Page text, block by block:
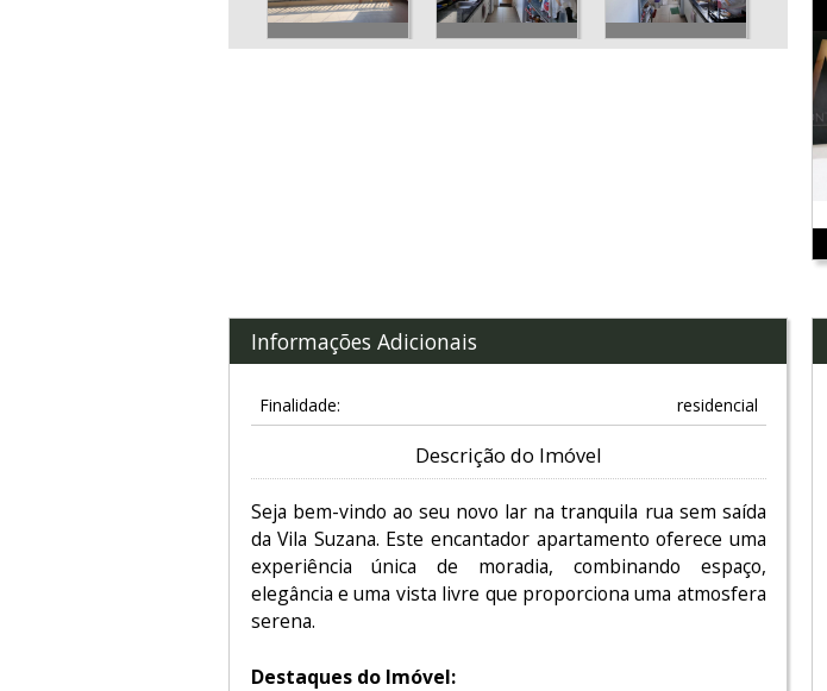
Informações Adicionais
Finalidade: residencial
Descrição do Imóvel
Seja bem-vindo ao seu novo lar na tranquila rua sem saída
da Vila Suzana. Este encantador apartamento oferece uma
experiência única de moradia, combinando espaço,
elegância e uma vista livre que proporciona uma atmosfera
serena.
Destaques do Imóvel: